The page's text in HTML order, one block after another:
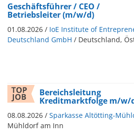
Geschäftsführer / CEO /
Betriebsleiter (m/w/d)
01.08.2026 / IoE Institute of
Deutschland GmbH / Deutschland,
Bereichsleitung
Kreditmarktfolge m/w/
08.08.2026 / Sparkasse Altötting-
Mühldorf am Inn